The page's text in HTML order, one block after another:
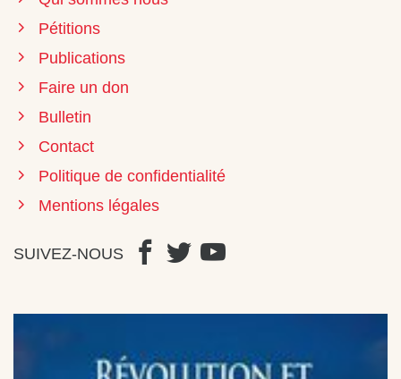
Pétitions
Publications
Faire un don
Bulletin
Contact
Politique de confidentialité
Mentions légales
SUIVEZ-NOUS